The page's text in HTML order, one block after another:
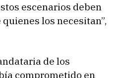
escenarios deben
los necesitan”,
de los
comprometido en